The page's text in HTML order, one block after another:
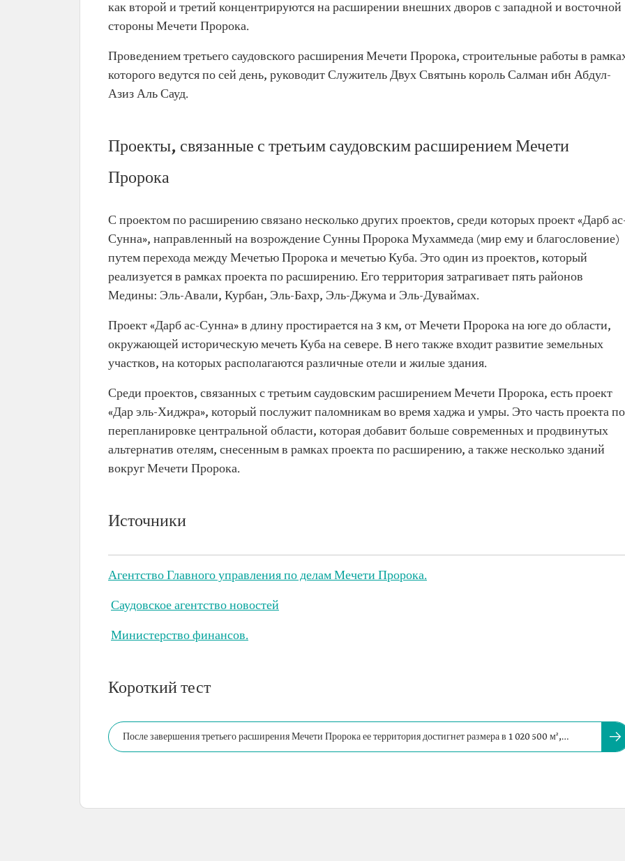
как второй и третий концентрируются на расширении внешних дворов с западной и восточной
стороны Мечети Пророка.
Проведением третьего саудовского расширения Мечети Пророка, строительные работы в
которого ведутся по сей день, руководит Служитель Двух Святынь король Салман ибн Абдул-
Азиз Аль Сауд.
Проекты, связанные с третьим саудовским расширением Мечети
Пророка
С проектом по расширению связано несколько других проектов, среди которых проект «Дарб
Сунна», направленный на возрождение Сунны Пророка Мухаммеда (мир ему и благословение)
путем перехода между Мечетью Пророка и мечетью Куба. Это один из проектов, который
реализуется в рамках проекта по расширению. Его территория затрагивает пять районов
Медины: Эль-Авали, Курбан, Эль-Бахр, Эль-Джума и Эль-Дуваймах.
Проект «Дарб ас-Сунна» в длину простирается на 3 км, от Мечети Пророка на юге до области,
окружающей историческую мечеть Куба на севере. В него также входит развитие земельных
участков, на которых располагаются различные отели и жилые здания.
Среди проектов, связанных с третьим саудовским расширением Мечети Пророка, есть проект
«Дар эль-Хиджра», который послужит паломникам во время хаджа и умры. Это часть проекта по
перепланировке центральной области, которая добавит больше современных и продвинутых
альтернатив отелям, снесенным в рамках проекта по расширению, а также несколько зданий
вокруг Мечети Пророка.
Источники
Агентство Главного управления по делам Мечети Пророка.
Саудовское агентство новостей
Министерство финансов.
Короткий тест
После завершения третьего расширения Мечети Пророка ее территория достигнет размера в 1 020 500 м²,